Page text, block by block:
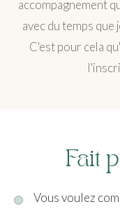
accompagnement
avec du temps
C'est pour cela
Fait
Vous voulez